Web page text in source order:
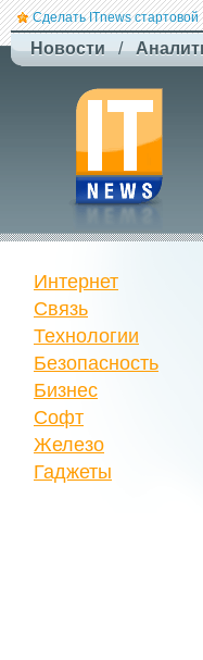
Сделать ITnews стартовой
Новости /
ракета
способна
работу
Интернет
Связь
Технологии
Безопасность
Бизнес
Софт
Железо
Гаджеты